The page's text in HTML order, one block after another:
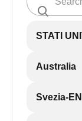
STATI
Australia
Svezia-EN